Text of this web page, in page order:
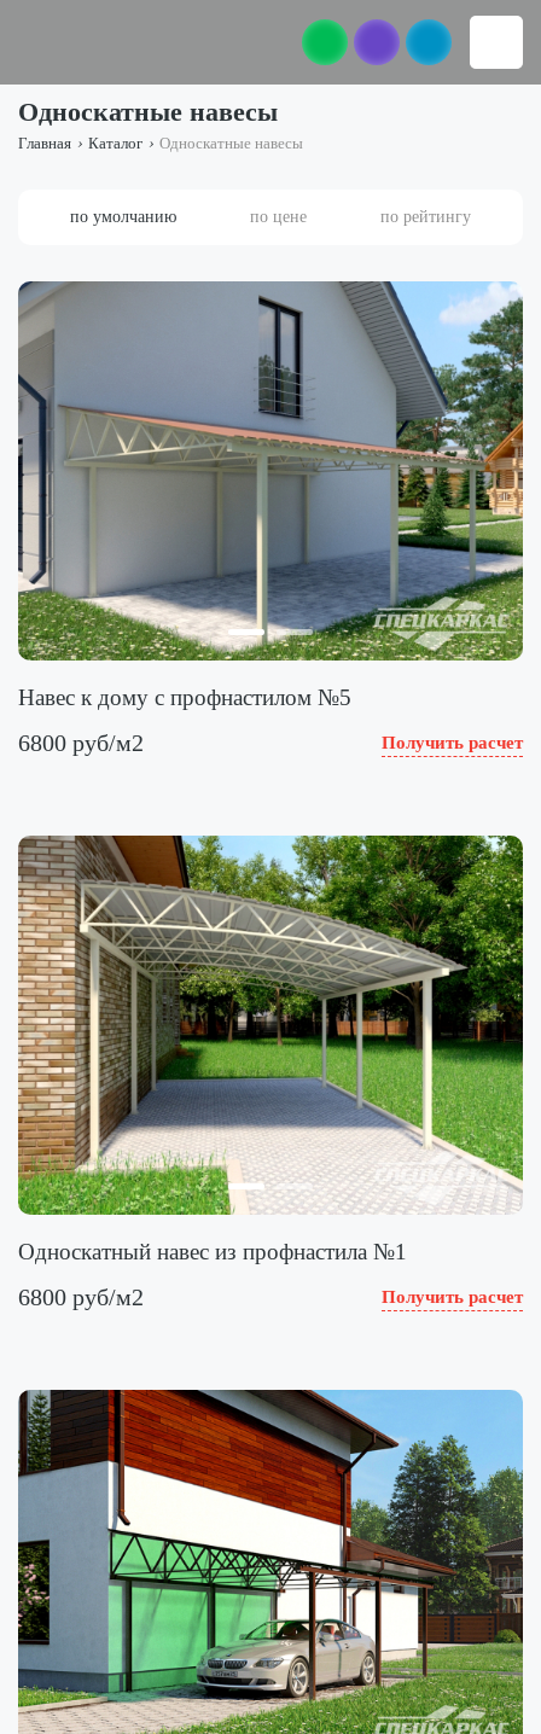
Односкатные навесы
Главная › Каталог › Односкатные навесы
по умолчанию по цене по рейтингу
Навес к дому с профнастилом №5
6800 руб/м2 Получить расчет
Односкатный навес из профнастила №1
6800 руб/м2 Получить расчет